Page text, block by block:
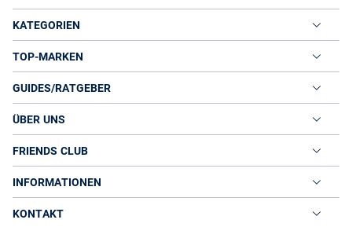
KATEGORIEN
TOP-MARKEN
GUIDES/RATGEBER
ÜBER UNS
FRIENDS CLUB
INFORMATIONEN
KONTAKT